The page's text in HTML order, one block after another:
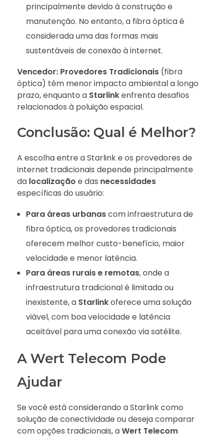
principalmente devido à construção e
manutenção. No entanto, a fibra óptica é
considerada uma das formas mais
sustentáveis de conexão à internet.
Vencedor: Provedores Tradicionais (fibra
óptica) têm menor impacto ambiental a longo
prazo, enquanto a Starlinkenfrenta desafios
relacionados à poluição espacial.
Conclusão: Qual é Melhor?
A escolha entre a Starlink e os provedores de
internet tradicionais depende principalmente
da localização e das necessidades
específicas do usuário:
Para áreas urbanascom infraestrutura de
fibra óptica, os provedores tradicionais
oferecem melhor custo-benefício, maior
velocidade e menor latência.
Para áreas rurais e remotas, onde a
infraestrutura tradicional é limitada ou
inexistente, a Starlinkoferece uma solução
viável, com boa velocidade e latência
aceitável para uma conexão via satélite.
A Wert Telecom Pode
Ajudar
Se você está considerando a Starlink como
solução de conectividade ou deseja comparar
com opções tradicionais, aWert Telecom